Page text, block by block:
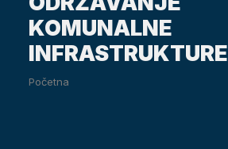
KOMUNALNE
INFRASTRUKTURE
Početna